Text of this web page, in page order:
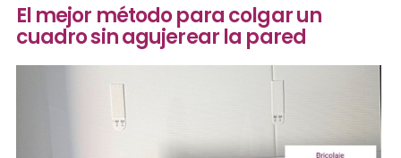
El mejor método para colgar un
cuadro sin agujerear la pared